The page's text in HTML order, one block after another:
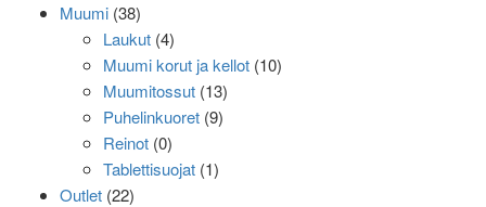
Muumi (38)
Laukut (4)
Muumi korut ja kellot (10)
Muumitossut (13)
Puhelinkuoret (9)
Reinot (0)
Tablettisuojat (1)
Outlet (22)